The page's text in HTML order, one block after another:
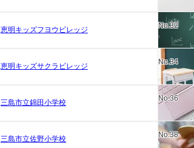
恵明キッズフヨウビレッジ
No.32
恵明キッズサクラビレッジ
No.34
三島市立錦田小学校
No.36
三島市立佐野小学校
No.38